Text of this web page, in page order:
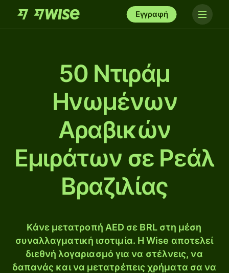
Εγγραφή
50 Ντιράμ
Ηνωμένων
Αραβικών
Εμιράτων σε Ρεάλ
Βραζιλίας
Κάνε μετατροπή AED σε BRL στη μέση
συναλλαγματική ισοτιμία. Η Wise αποτελεί
διεθνή λογαριασμό για να στέλνεις, να
δαπανάς και να μετατρέπεις χρήματα σα να